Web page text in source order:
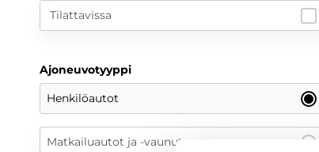
Tilattavissa
Ajoneuvotyyppi
Henkilöautot
Matkailuautot ja -vaunut